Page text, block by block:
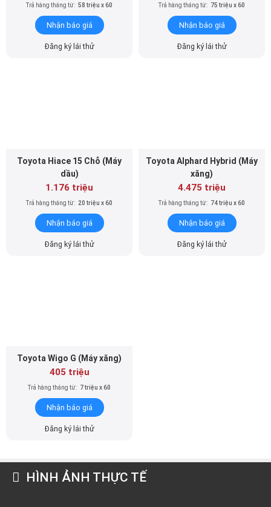
Trả hàng tháng từ: 58 triệu x 60
Nhận báo giá
Đăng ký lái thử
Trả hàng tháng từ: 75 triệu x 60
Nhận báo giá
Đăng ký lái thử
Toyota Hiace 15 Chỗ (Máy
dầu)
1.176 triệu
Trả hàng tháng từ: 20 triệu x 60
Nhận báo giá
Đăng ký lái thử
Toyota Alphard Hybrid (Máy
xăng)
4.475 triệu
Trả hàng tháng từ: 74 triệu x 60
Nhận báo giá
Đăng ký lái thử
Toyota Wigo G (Máy xăng)
405 triệu
Trả hàng tháng từ: 7 triệu x 60
Nhận báo giá
Đăng ký lái thử
HÌNH ẢNH THỰC TẾ